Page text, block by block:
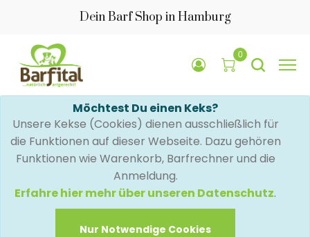
Dein Barf Shop in Hamburg
0
Möchtest Du einen Keks?
Unsere Kekse (Cookies) dienen ausschließlich für
die Funktionen auf dieser Webseite. Dazu gehören
Funktionen wie Warenkorb, Barfrechner und die
Anmeldung.
Erfahre hier mehr über unseren Datenschutz.
Nur Notwendige Cookies